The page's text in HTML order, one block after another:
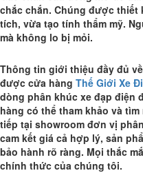
chắc chắn. Chúng được thiết
tích, vừa tạo tính thẩm mỹ.
mà không lo bị mỏi.
Thông tin giới thiệu đầy đủ
được cửa hàng Thế Giới Xe
dòng phân khúc xe đạp điện
hàng có thể tham khảo và
tiếp tại showroom đơn vị
cam kết giá cả hợp lý, sản
bảo hành rõ ràng. Mọi thắc
chính thức của chúng tôi.